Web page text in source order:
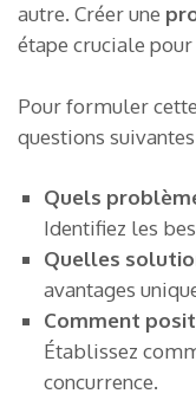
autre. Créer une
étape cruciale
Pour formuler
questions
Quels
Identifiez les
Quelles
avantages
Comment
Établissez
concurrence.